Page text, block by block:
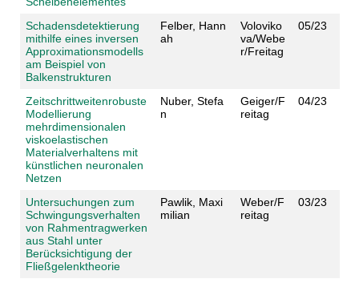
Schadensdetektierung
mithilfe eines inversen
Approximationsmodells
am Beispiel von
Balkenstrukturen
Felber, Hann
ah
Voloviko
va/Webe
r/Freitag
05/23
Zeitschrittweitenrobuste
Modellierung
mehrdimensionalen
viskoelastischen
Materialverhaltens mit
künstlichen neuronalen
Netzen
Nuber, Stefa
n
Geiger/F
reitag
04/23
Untersuchungen zum
Schwingungsverhalten
von Rahmentragwerken
aus Stahl unter
Berücksichtigung der
Fließgelenktheorie
Pawlik, Maxi
milian
Weber/F
reitag
03/23